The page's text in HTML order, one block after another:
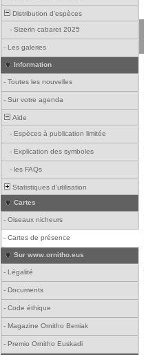
Distribution d'espèces
- Sizerin cabaret 2025
- Les galeries
Information
- Toutes les nouvelles
- Sur votre agenda
Aide
- Espèces à publication limitée
- Explication des symboles
- les FAQs
Statistiques d'utilisation
Cartes
- Oiseaux nicheurs
- Cartes de présence
Sur www.ornitho.eus
- Légalité
- Documents
- Code éthique
- Magazine Ornitho Berriak
- Premio Ornitho Euskadi